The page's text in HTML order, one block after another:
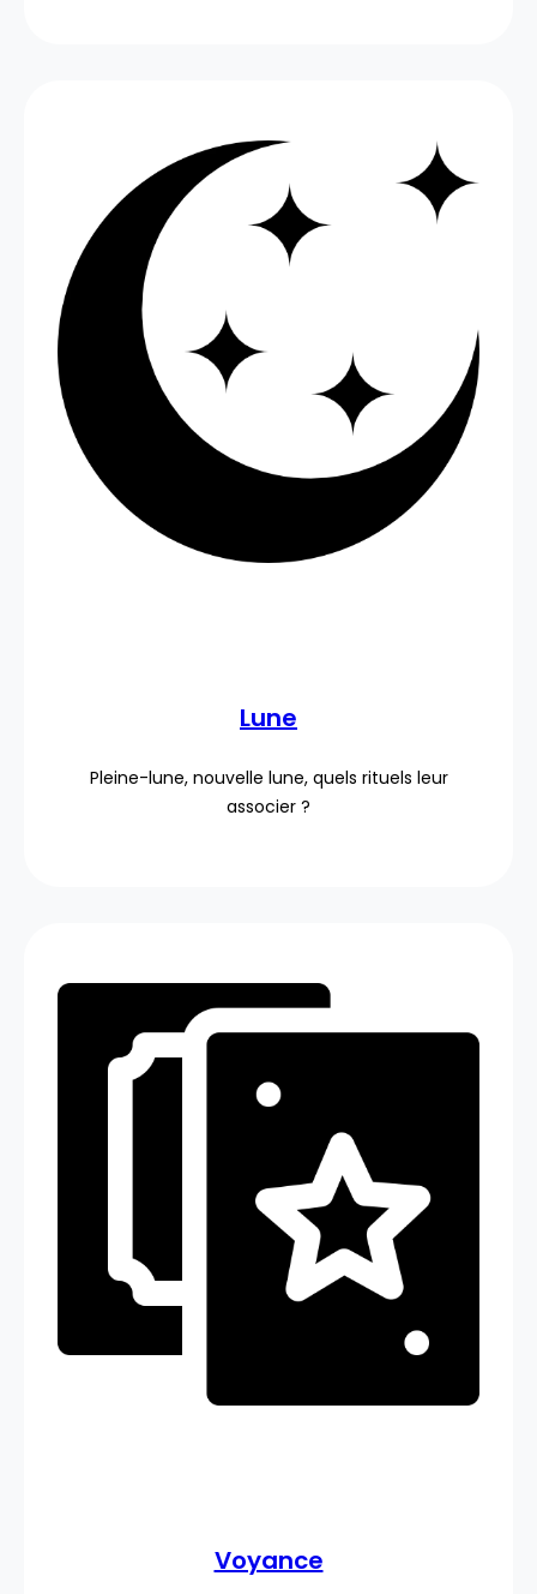
Lune
Pleine-lune, nouvelle lune, quels rituels leur
associer ?
Voyance